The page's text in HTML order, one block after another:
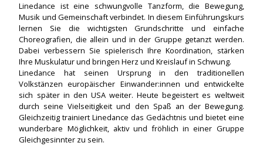
Linedance ist eine schwungvolle Tanzform, die Bewegung,
Musik und Gemeinschaft verbindet. In diesem Einführungskurs
lernen Sie die wichtigsten Grundschritte und einfache
Choreografien, die allein und in der Gruppe getanzt werden.
Dabei verbessern Sie spielerisch Ihre Koordination, stärken
Ihre Muskulatur und bringen Herz und Kreislauf in Schwung.
Linedance hat seinen Ursprung in den traditionellen
Volkstänzen europäischer Einwander:innen und entwickelte
sich später in den USA weiter. Heute begeistert es weltweit
durch seine Vielseitigkeit und den Spaß an der Bewegung.
Gleichzeitig trainiert Linedance das Gedächtnis und bietet eine
wunderbare Möglichkeit, aktiv und fröhlich in einer Gruppe
Gleichgesinnter zu sein.